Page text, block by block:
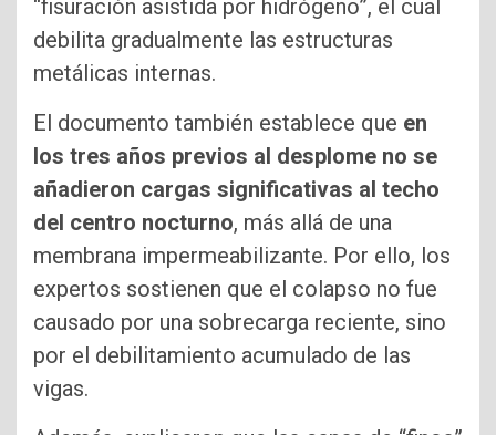
“fisuración asistida por hidrógeno”, el cual
debilita gradualmente las estructuras
metálicas internas.
El documento también establece que en
los tres años previos al desplome no se
añadieron cargas significativas al techo
del centro nocturno, más allá de una
membrana impermeabilizante. Por ello, los
expertos sostienen que el colapso no fue
causado por una sobrecarga reciente, sino
por el debilitamiento acumulado de las
vigas.